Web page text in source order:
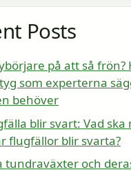
Posts
på att så frön?
som experterna
behöver
blir svart: Vad ska
flugfällor blir svarta?
tundraväxter och